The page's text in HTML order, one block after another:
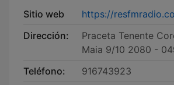
Sitio web
https://
Dirección:
Praceta Tenente
Maia 9/10 2080 -
Teléfono:
916743923